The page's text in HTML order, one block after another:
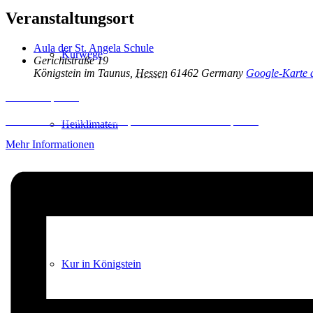
Kurwege
Heilklimaten
Kur in Königstein
Veranstaltungsort
Aula der St. Angela Schule
Gerichtstraße 19
Königstein im Taunus Hessen 61462 Germany Google-Karte
Erforderlichen Service akzeptieren und Inhalte entsperren
Mehr Informationen